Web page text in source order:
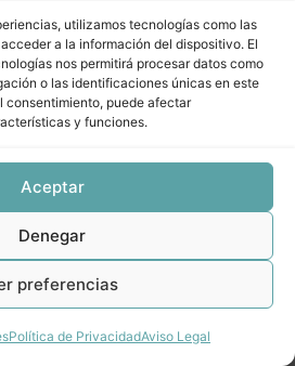
utilizamos tecnologías como las
a la información del dispositivo. El
nos permitirá procesar datos como
o las identificaciones únicas en este
consentimiento, puede afectar
y funciones.
Aceptar
Denegar
preferencias
Política de PrivacidadAviso Legal
3 Documentación
4 Documentación
Acceder